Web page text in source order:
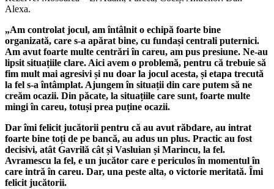
Alexa.
„Am controlat jocul, am întâlnit o echipă foarte bine
organizată, care s-a apărat bine, cu fundași centrali puternici.
Am avut foarte multe centrări în careu, am pus presiune. Ne-au
lipsit situațiile clare. Aici avem o problemă, pentru că trebuie să
fim mult mai agresivi și nu doar la jocul acesta, și etapa trecută
la fel s-a întâmplat. Ajungem în situații din care putem să ne
creăm ocazii. Din păcate, la situațiile care sunt, foarte multe
mingi în careu, totuși prea puține ocazii.
Dar îmi felicit jucătorii pentru că au avut răbdare, au intrat
foarte bine toți de pe bancă, au adus un plus. Practic au fost
decisivi, atât Gavrilă cât și Vasluian și Marincu, la fel.
Avramescu la fel, e un jucător care e periculos în momentul în
care intră în careu. Dar, una peste alta, o victorie meritată. Îmi
felicit jucătorii.